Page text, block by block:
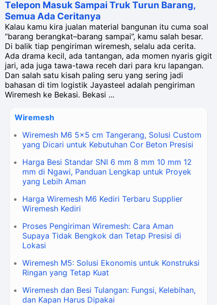
Telepon Masuk Sampai Truk Turun Barang,
Semua Ada Ceritanya
Kalau kamu kira jualan material bangunan itu cuma soal
“barang berangkat–barang sampai”, kamu salah besar.
Di balik tiap pengiriman wiremesh, selalu ada cerita.
Ada drama kecil, ada tantangan, ada momen nyaris gigit
jari, ada juga tawa-tawa receh dari para kru lapangan.
Dan salah satu kisah paling seru yang sering jadi
bahasan di tim logistik Jayasteel adalah pengiriman
Wiremesh ke Bekasi. Bekasi ...
Wiremesh
Wiremesh M6 5x5 cm Tangerang, Solusi Custom
yang Dicari untuk Kebutuhan Cor Beton Presisi
Harga Besi Standar SNI 6 mm 8 mm 10 mm 12
mm di Ngawi, Panduan Lengkap untuk Proyek
yang Lebih Aman
Harga Wiremesh M6 Kediri Terbaru Supplier
Wiremesh Kediri
Proses Pengiriman Wiremesh: Cara Aman
Supaya Tidak Bengkok dan Tetap Presisi di
Lokasi
Wiremesh M5: Solusi Ekonomis untuk Konstruksi
Ringan yang Tetap Kuat
Wiremesh dan Besi Tulangan: Fungsi, Kelebihan,
dan Kapan Harus Dipakai